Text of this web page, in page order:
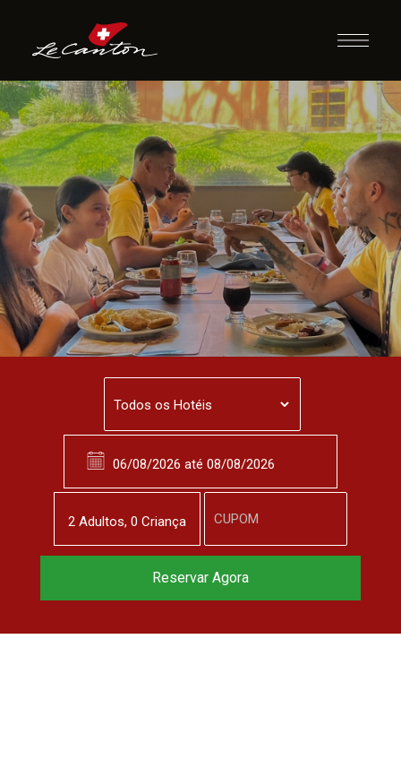
Almoço com
Recreação
2 Adultos, 0 Criança
Reservar Agora